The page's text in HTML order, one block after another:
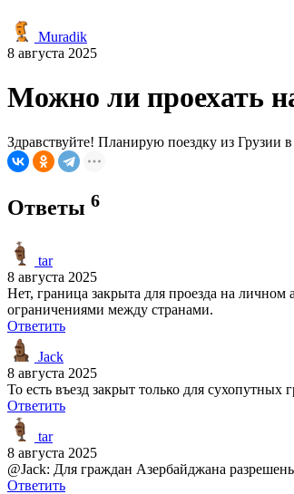
Muradik
8 августа 2025
Можно ли проехать
Здравствуйте! Планирую поездку из Грузии
Ответы 6
tar
8 августа 2025
Нет, граница закрыта для проезда на
ограничениями между странами.
Ответить
Jack
8 августа 2025
То есть въезд закрыт только для сухопутных
Ответить
tar
8 августа 2025
@Jack: Для граждан Азербайджана
Ответить